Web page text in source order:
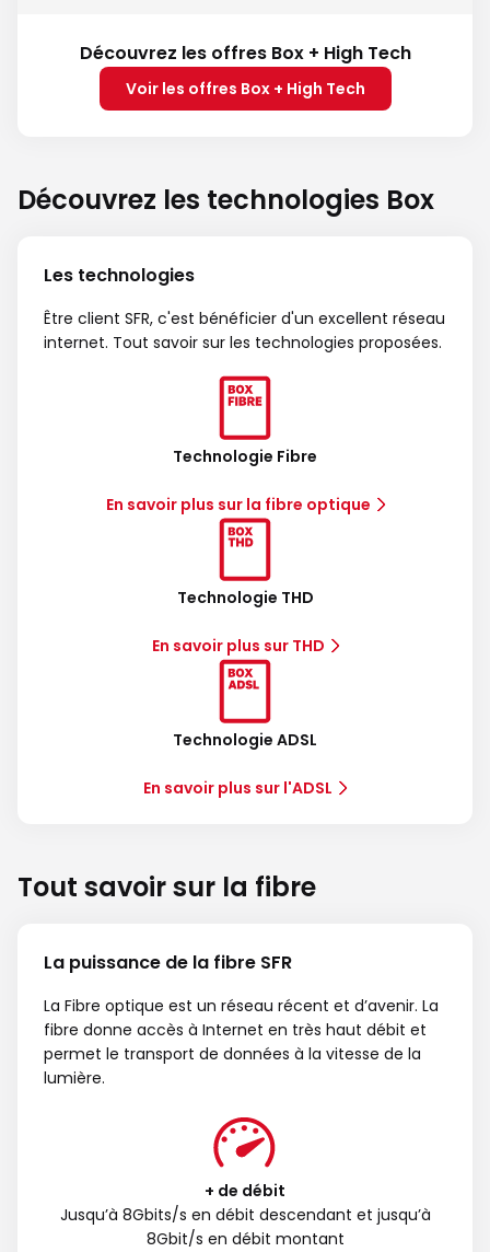
Découvrez les offres Box + High Tech
Voir les offres Box + High Tech
Découvrez les technologies Box
Les technologies
Être client SFR, c'est bénéficier d'un excellent réseau
internet. Tout savoir sur les technologies proposées.
Technologie Fibre
En savoir plus sur la fibre optique
Technologie THD
En savoir plus sur THD
Technologie ADSL
En savoir plus sur l'ADSL
Tout savoir sur la fibre
La puissance de la fibre SFR
La Fibre optique est un réseau récent et d’avenir. La
fibre donne accès à Internet en très haut débit et
permet le transport de données à la vitesse de la
lumière.
+ de débit
Jusqu’à 8Gbits/s en débit descendant et jusqu’à
8Gbit/s en débit montant